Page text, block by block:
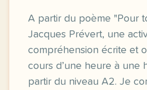
A partir du poème "Pour
Jacques Prévert, une
compréhension écrite et
cours d’une heure à une
partir du niveau A2. Je